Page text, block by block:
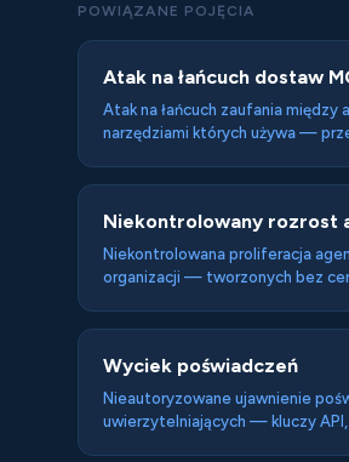
POWIĄZANE POJĘCIA
Atak na łańcuch dostaw
Atak na łańcuch zaufania między
narzędziami których używa —
który ma powody ufać
elementowi. MCP-owa wersja
SolarWinds.
Niekontrolowany rozrost
Niekontrolowana proliferacja
organizacji — tworzonych bez
do jakich zasobów mają dostęp i
reprezentują. Enterprise-owa
IT.
Wyciek poświadczeń
Nieautoryzowane ujawnienie
uwierzytelniających — kluczy